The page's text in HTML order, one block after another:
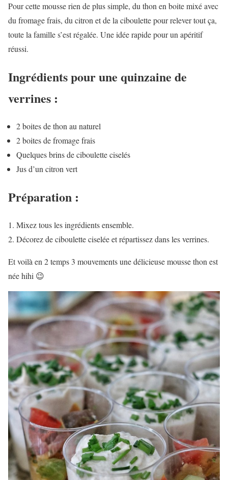
Pour cette mousse rien de plus simple, du thon en boite mixé avec
du fromage frais, du citron et de la ciboulette pour relever tout ça,
toute la famille s’est régalée. Une idée rapide pour un apéritif
réussi.
Ingrédients pour une quinzaine de
verrines :
2 boites de thon au naturel
2 boites de fromage frais
Quelques brins de ciboulette ciselés
Jus d’un citron vert
Préparation :
Mixez tous les ingrédients ensemble.
Décorez de ciboulette ciselée et répartissez dans les verrines.
Et voilà en 2 temps 3 mouvements une délicieuse mousse thon est
née hihi 😉